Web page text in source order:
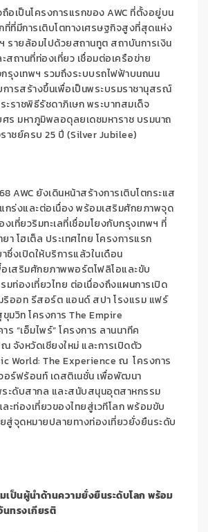
อเป็นโครงการแรกของ AWC ที่ตั้งอยู่บน
ที่ที่มีการเติบโตทางเศรษฐกิจสูงที่สุดแห่ง
รายล้อมไปด้วยสถานทูต สถาบันการเงิน
สถานที่ท่องเที่ยว เชื่อมต่อเครือข่าย
รุงเทพฯ รวมถึงระบบรถไฟฟ้าบนถนน
การสร้างขึ้นเพื่อเป็นพระบรมราชานุสรณ์
ะราชพิธีรัชดาภิเษก พระบาทสมเด็จ
ศร มหาภูมิพลอดุลยเดชมหาราช บรมนาถ
ชย์ครบ 25 ปี (Silver Jubilee)
AWC ยังเดินหน้าสร้างการเติบโตกระแส
กร่งและต่อเนื่อง พร้อมเสริมศักยภาพจุด
เที่ยวริมทะเลที่เชื่อมโยงกับกรุงเทพฯ ที่
า โฮเต็ล ประเทศไทย โครงการแรก
ซึ่งเปิดให้บริการแล้วในเดือน
อเสริมศักยภาพพอร์ตโฟลิโอและขับ
มท่องเที่ยวไทย ต่อเนื่องถึงแผนการเปิด
ริออท รีสอร์ต แอนด์ สปา โรงแรม แฟร์
มวิท โครงการ The Empire
“เอ็มไพร์” โครงการ ลานนาทีค
ณ จังหวัดเชียงใหม่ และการเปิดตัว
World: The Experience ณ โครงการ
วอร์ฟร้อนท์ เดสติเนชั่น เพื่อพัฒนา
ะดับสากล และสนับสนุนอุตสาหกรรม
ะท่องเที่ยวของไทยสู่เวทีโลก พร้อมขับ
ยสู่จุดหมายปลายทางท่องเที่ยวยั่งยืนระดับ
เป็นผู้นำด้านความยั่งยืนระดับโลก พร้อม
นทรงเกียรติ